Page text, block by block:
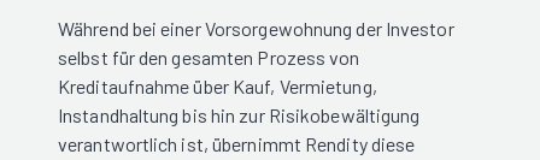
Während bei einer Vorsorgewohnung der Investor
selbst für den gesamten Prozess von
Kreditaufnahme über Kauf, Vermietung,
Instandhaltung bis hin zur Risikobewältigung
verantwortlich ist, übernimmt Rendity diese